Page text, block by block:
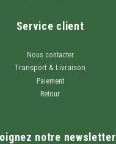
Service client
Nous contacter
Transport & Livraison
Paiement
Retour
notre newsletter